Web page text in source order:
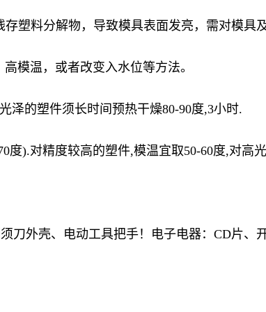
塑料分解物，导致模具表面发亮，需对模具
模温，或者改变入水位等方法。
泽的塑件须长时间预热干燥80-90度,3小时.
).对精度较高的塑件,模温宜取50-60度,对高
刀外壳、电动工具把手！电子电器：CD片、